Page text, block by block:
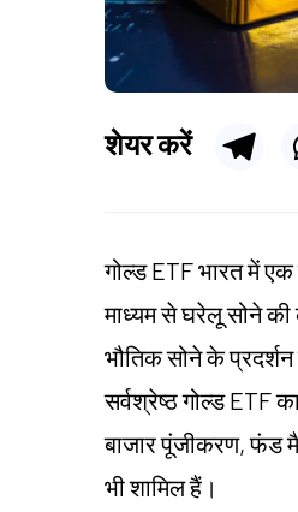
शेयर करें
गोल्ड ETF भारत में
माध्यम से घरेलू सोने
भौतिक सोने के
सर्वश्रेष्ठ गोल्ड ETF
बाजार पूंजीकरण, फंड
भी शामिल हैं।